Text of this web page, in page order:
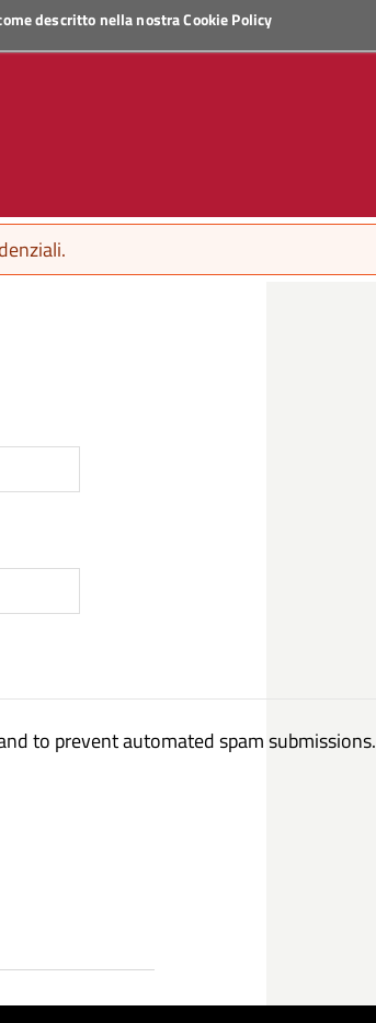
descritto nella nostraCookie Policy
to prevent automated spam submissions.